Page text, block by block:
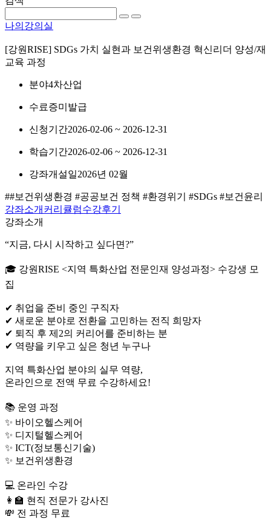
나의강의실
[강원RISE] SDGs 가치 실현과 보건위생환경 혁신리더 양성/재
교육 과정
분야4차산업
수료증미발급
신청기간2026-02-06 ~ 2026-12-31
학습기간2026-02-06 ~ 2026-12-31
강좌개설일2026년 02월
##보건위생환경 #공공보건 정책 #환경위기 #SDGs #보건윤리
강좌소개 커리큘럼수강후기
강좌소개
“지금, 다시 시작하고 싶다면?”
🎓 강원RISE <지역 특화산업 전문인재 양성과정> 수강생 모
집
✔ 취업을 준비 중인 구직자
✔ 새로운 분야로 전환을 고민하는 전직 희망자
✔ 퇴직 후 제2의 커리어를 준비하는 분
✔ 역량을 키우고 싶은 청년 누구나
지역 특화산업 분야의 실무 역량,
온라인으로 전액 무료 수강하세요!
📚 운영 과정
✨ 바이오헬스케어
✨ 디지털헬스케어
✨ ICT(정보통신기술)
✨ 보건위생환경
💻 온라인 수강
👩‍🏫 현직 전문가 강사진
💸 전 과정 무료